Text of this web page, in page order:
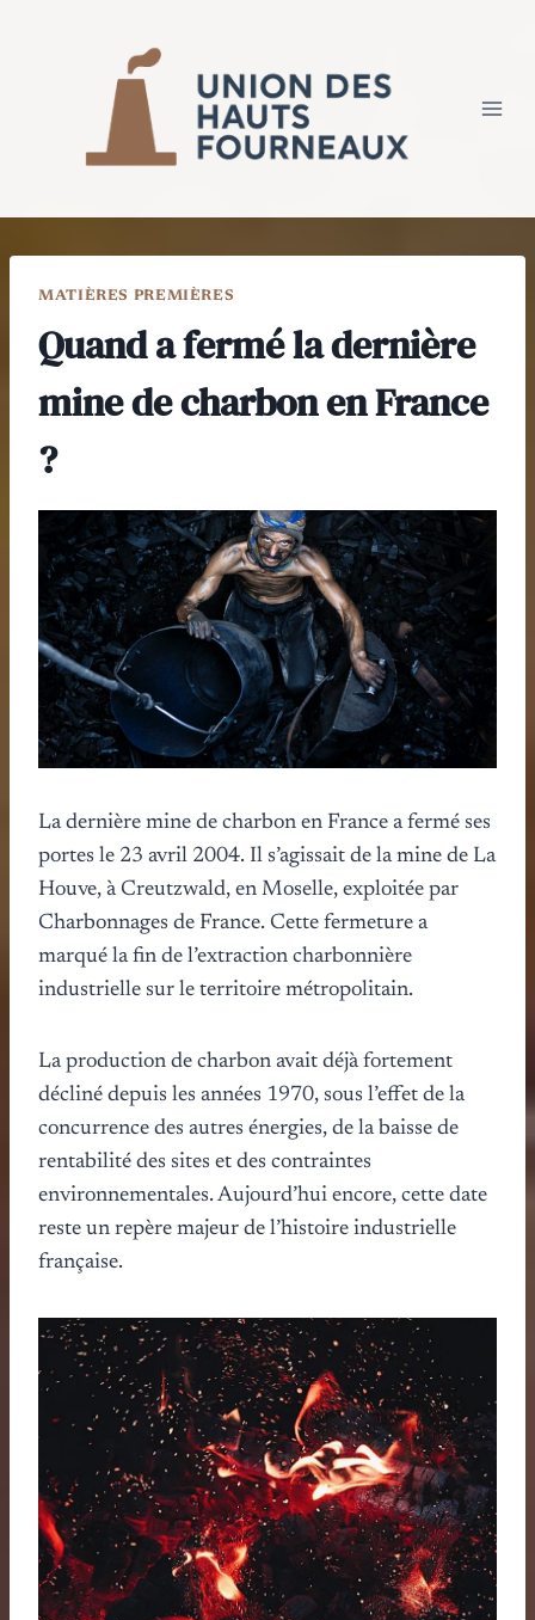
MATIÈRES PREMIÈRES
Quand a fermé la dernière
mine de charbon en France
?
La dernière mine de charbon en France a fermé ses
portes le 23 avril 2004. Il s’agissait de la mine de La
Houve, à Creutzwald, en Moselle, exploitée par
Charbonnages de France. Cette fermeture a
marqué la fin de l’extraction charbonnière
industrielle sur le territoire métropolitain.
La production de charbon avait déjà fortement
décliné depuis les années 1970, sous l’effet de la
concurrence des autres énergies, de la baisse de
rentabilité des sites et des contraintes
environnementales. Aujourd’hui encore, cette date
reste un repère majeur de l’histoire industrielle
française.